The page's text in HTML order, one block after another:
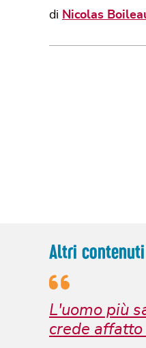
di Nicolas
Altri
L'uomo più
crede affatto